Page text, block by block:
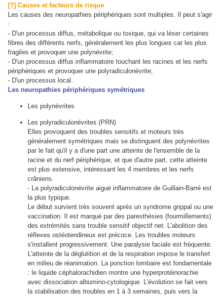
[?] Causes et facteurs de risque
Les causes des neuropathies périphériques sont multiples. Il peut s'agir
:
- D'un processus diffus, métabolique ou toxique, qui va léser certaines
fibres des différents nerfs, généralement les plus longues car les plus
fragiles et provoquer une polynévrite;
- D'un processus diffus inflammatoire touchant les racines et les nerfs
périphériques et provoquer une polyradiculonévrite;
- D'un processus local.
Les neuropathies périphériques symétriques
Les polynévrites
Les polyradiculonévrites (PRN)
Elles provoquent des troubles sensitifs et moteurs très
généralement symétriques mais se distinguent des polynévrites
par le fait qu'il y a d'une part une atteinte de l'ensemble de la
racine et du nerf périphérique, et que d'autre part, cette atteinte
est plus extensive, intéressant les 4 membres et les nerfs
crâniens.
- La polyradiculonévrite aiguë inflammatoire de Guillain-Barré est
la plus typique.
Le début survient très souvent après un syndrome grippal ou une
vaccination. Il est marqué par des paresthésies (fourmillements)
des extrémités sans trouble sensitif objectif net. L'abolition des
réflexes ostéotendineux est précoce. Les troubles moteurs
s'installent progressivement. Une paralysie faciale est fréquente.
L'atteinte de la déglutition et de la respiration impose le transfert
en milieu de réanimation. La ponction lombaire est fondamentale
: le liquide céphalorachidien montre une hyperprotéinorachie
avec dissociation albumino-cytologique. L'évolution se fait vers
la stabilisation des troubles en 1 à 3 semaines, puis vers la